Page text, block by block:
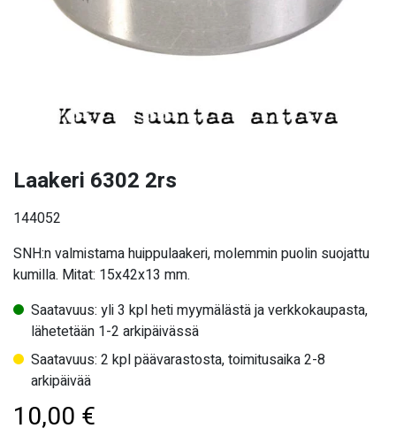
Laakeri 6302 2rs
144052
SNH:n valmistama huippulaakeri, molemmin puolin suojattu
kumilla. Mitat: 15x42x13 mm.
Saatavuus: yli 3 kpl heti myymälästä ja verkkokaupasta,
lähetetään 1-2 arkipäivässä
Saatavuus: 2 kpl päävarastosta, toimitusaika 2-8
arkipäivää
10,00 €